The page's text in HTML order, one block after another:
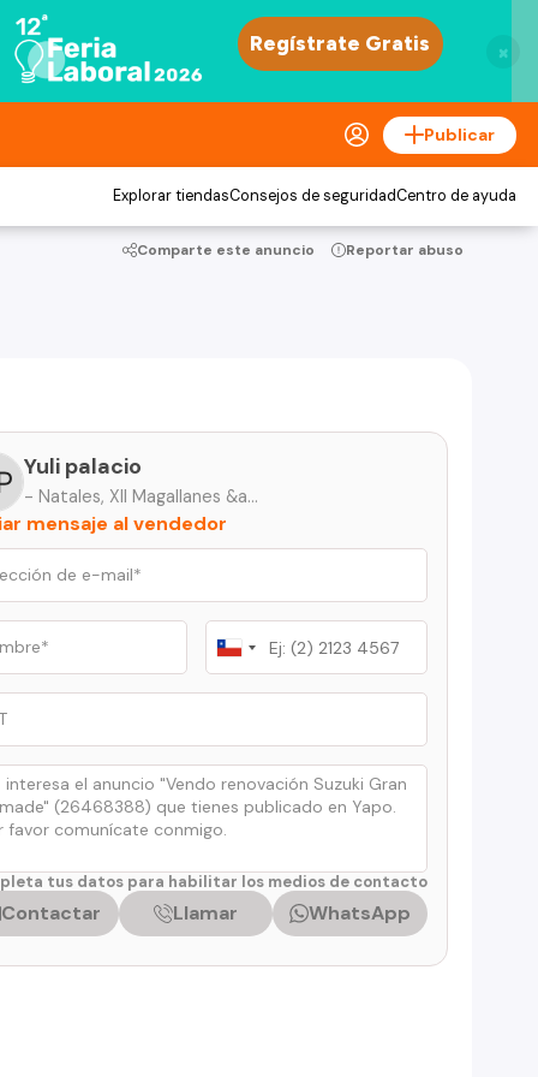
×
Publicar
Explorar tiendasConsejos de seguridadCentro de ayuda
Comparte este anuncio Reportar abuso
Yuli palacio
- Natales, XII Magallanes &amp; Antártica
mensaje al vendedor
Chile
+56
tus datos para habilitar los medios de contacto
Contactar Llamar WhatsApp